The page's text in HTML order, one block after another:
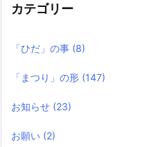
カテゴリー
「ひだ」の事 (8)
「まつり」の形 (147)
お知らせ (23)
お願い (2)